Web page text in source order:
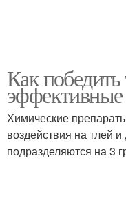
Как
Химические
воздействия на тлей
подразделяются на 3